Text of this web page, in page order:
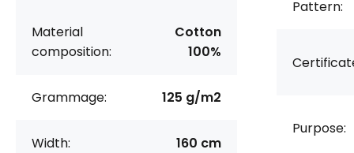
Material
composition:
Cotton
100%
Grammage: 125 g/m2
Width: 160 cm
Pattern:
Purpose: